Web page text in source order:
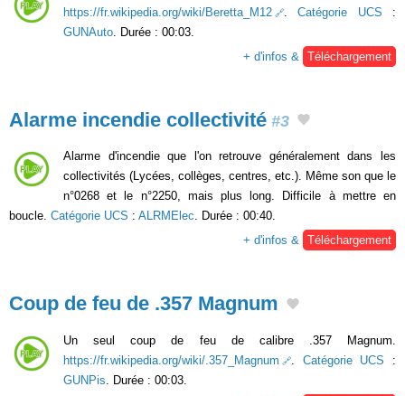
https://fr.wikipedia.org/wiki/Beretta_M12
.Catégorie UCS :
GUNAuto . Durée : 00:03.
+ d'infos &
Téléchargement
Alarme incendie collectivité #3
Alarme d'incendie que l'on retrouve généralement dans les
collectivités (Lycées, collèges, centres, etc.). Même son que le
n°0268 et le n°2250, mais plus long. Difficile à mettre en
boucle. Catégorie UCS : ALRMElec. Durée : 00:40.
+ d'infos & Téléchargement
Coup de feu de .357 Magnum
Un seul coup de feu de calibre .357 Magnum.
https://fr.wikipedia.org/wiki/.357_Magnum
. Catégorie UCS :
GUNPis . Durée : 00:03.